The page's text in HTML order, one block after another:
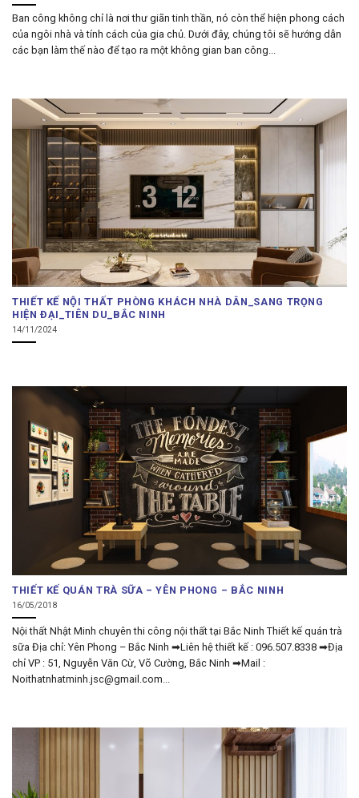
Ban công không chỉ là nơi thư giãn tinh thần, nó còn thể hiện phong cách
của ngôi nhà và tính cách của gia chủ. Dưới đây, chúng tôi sẽ hướng dẫn
các bạn làm thế nào để tạo ra một không gian ban công...
THIẾT KẾ NỘI THẤT PHÒNG KHÁCH NHÀ DÂN_SANG TRỌNG
HIỆN ĐẠI_TIÊN DU_BẮC NINH
14/11/2024
THIẾT KẾ QUÁN TRÀ SỮA – YÊN PHONG – BẮC NINH
16/05/2018
Nội thất Nhật Minh chuyên thi công nội thất tại Bắc Ninh Thiết kế quán trà
sữa Địa chỉ: Yên Phong – Bắc Ninh ➡Liên hệ thiết kế : 096.507.8338 ➡Địa
chỉ VP : 51, Nguyễn Văn Cừ, Võ Cường, Bắc Ninh ➡Mail :
Noithatnhatminh.jsc@gmail.com...